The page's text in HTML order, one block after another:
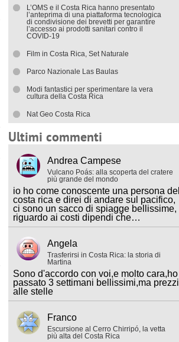
L’OMS e il Costa Rica hanno presentato
l’anteprima di una piattaforma tecnologica
di condivisione dei brevetti per garantire
l’accesso ai prodotti sanitari contro il
COVID-19
Film in Costa Rica, Set Naturale
Parco Nazionale Las Baulas
Modi fantastici per sperimentare la vera
cultura della Costa Rica
Nat Geo Costa Rica
Ultimi commenti
Andrea Campese
Vulcano Poás: alla scoperta del cratere
più grande del mondo
io ho come conoscente una persona del
costa rica e direi di andare sul pacifico,
ci sono un sacco di spiagge bellissime,
riguardo ai costi dipendi che…
Angela
Trasferirsi in Costa Rica: la storia di
Martina
Sono d'accordo con voi,e molto cara,ho
passato 3 settimani bellissimi,ma prezzi
alle stelle
Franco
Escursione al Cerro Chirripó, la vetta
più alta del Costa Rica